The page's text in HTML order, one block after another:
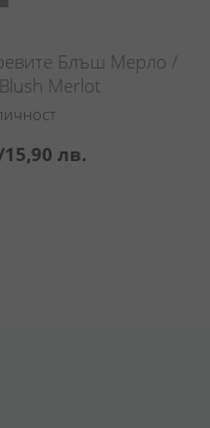
Блъш Мерло /
Merlot
15,90 лв.